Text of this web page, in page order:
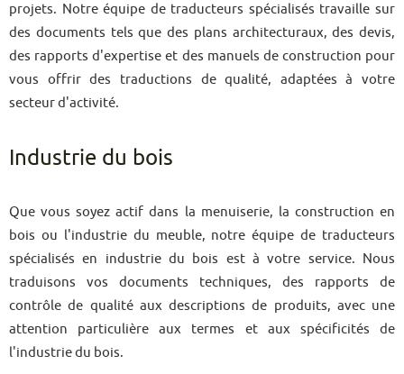
projets. Notre équipe de traducteurs spécialisés travaille sur
des documents tels que des plans architecturaux, des devis,
des rapports d'expertise et des manuels de construction pour
vous offrir des traductions de qualité, adaptées à votre
secteur d'activité.
Industrie du bois
Que vous soyez actif dans la menuiserie, la construction en
bois ou l'industrie du meuble, notre équipe de traducteurs
spécialisés en industrie du bois est à votre service. Nous
traduisons vos documents techniques, des rapports de
contrôle de qualité aux descriptions de produits, avec une
attention particulière aux termes et aux spécificités de
l'industrie du bois.